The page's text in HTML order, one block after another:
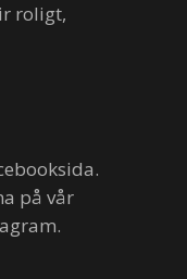
roligt,
på vår